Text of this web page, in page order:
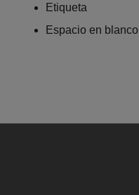
Etiqueta
Espacio en blanco